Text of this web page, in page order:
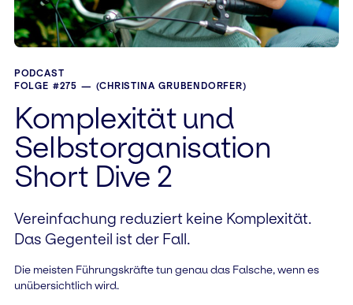
PODCAST
FOLGE #275 — (CHRISTINA GRUBENDORFER)
Komplexität und
Selbstorganisation
Short Dive 2
Vereinfachung reduziert keine Komplexität.
Das Gegenteil ist der Fall.
Die meisten Führungskräfte tun genau das Falsche, wenn es
unübersichtlich wird.